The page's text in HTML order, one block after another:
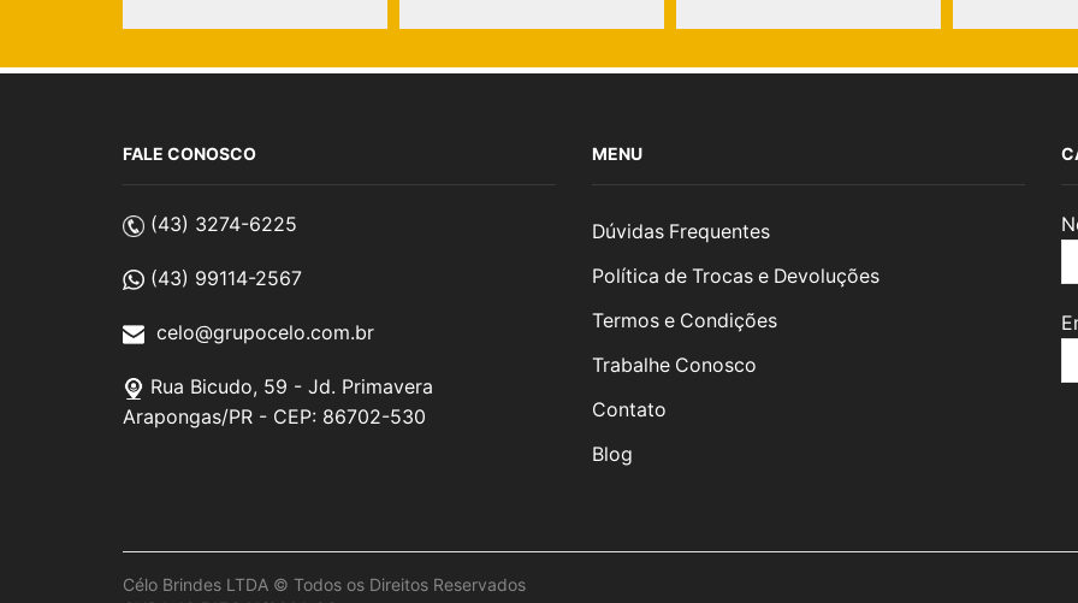
FALE CONOSCO
(43) 3274-6225
(43) 99114-2567
celo@grupocelo.com.br
Rua Bicudo, 59 - Jd. Primavera
Arapongas/PR - CEP: 86702-530
MENU
Dúvidas Frequentes
Política de Trocas e Devoluções
Termos e Condições
Trabalhe Conosco
Contato
Blog
Célo Brindes LTDA © Todos os Direitos Reservados